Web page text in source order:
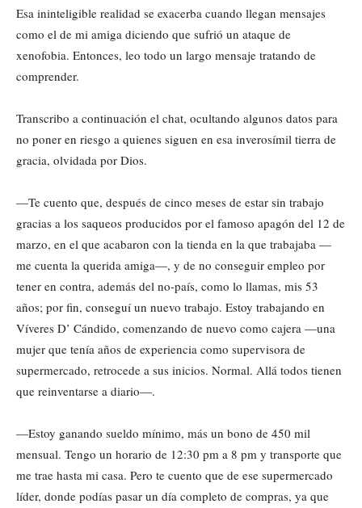
Esa ininteligible realidad se exacerba cuando llegan mensajes
como el de mi amiga diciendo que sufrió un ataque de
xenofobia. Entonces, leo todo un largo mensaje tratando de
comprender.
Transcribo a continuación el chat, ocultando algunos datos para
no poner en riesgo a quienes siguen en esa inverosímil tierra de
gracia, olvidada por Dios.
—Te cuento que, después de cinco meses de estar sin trabajo
gracias a los saqueos producidos por el famoso apagón del 12 de
marzo, en el que acabaron con la tienda en la que trabajaba —
me cuenta la querida amiga—, y de no conseguir empleo por
tener en contra, además del no-país, como lo llamas, mis 53
años; por fin, conseguí un nuevo trabajo. Estoy trabajando en
Víveres D’ Cándido, comenzando de nuevo como cajera —una
mujer que tenía años de experiencia como supervisora de
supermercado, retrocede a sus inicios. Normal. Allá todos tienen
que reinventarse a diario—.
—Estoy ganando sueldo mínimo, más un bono de 450 mil
mensual. Tengo un horario de 12:30 pm a 8 pm y transporte que
me trae hasta mi casa. Pero te cuento que de ese supermercado
líder, donde podías pasar un día completo de compras, ya que